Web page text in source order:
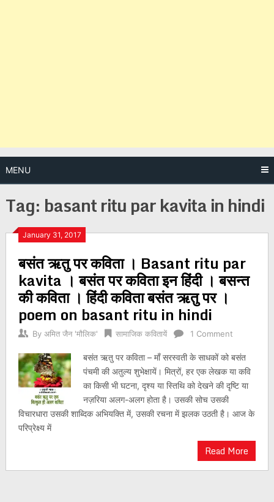
MENU
Tag: basant ritu par kavita in hindi
January 31, 2017
बसंत ऋतु पर कविता । Basant ritu par
kavita । बसंत पर कविता इन हिंदी । बसन्त
की कविता । हिंदी कविता बसंत ऋतु पर ।
poem on basant ritu in hindi
By अमित जैन 'मौलिक' सामाजिक कवितायें 1 Comment
बसंत ऋतु पर कविता – माँ सरस्वती के साधकों को बसंत
पंचमी की अतुल्य शुभेक्षायें। मित्रों, हर एक लेखक या कवि
का किसी भी घटना, दृश्य या स्तिथि को देखने की दृष्टि या
नज़रिया अलग-अलग होता है। उसकी सोच उसकी
विचारधारा उसकी शाब्दिक अभियक्ति में, उसकी रचना में झलक उठती है। आज के
परिप्रेक्ष्य में
Read More
Posts
navigation